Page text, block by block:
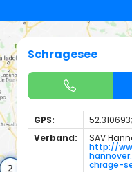
Schragesee
GPS:
Verband:
SAV
http://
chrage-